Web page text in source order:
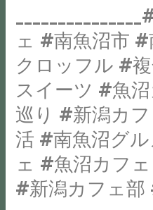
ち
し
て
お
り
ま
す
グ
を
提
供
し
ま
す。
売
し
て
お
り
ま
す
ひ
こ
う。
日
常
を”少
し
だ
け”い
い
中
止
と
な
り
ま
す
の
で、
ェ #南魚沼市
クロッフル #
スイーツ #魚
巡り #新潟カ
活 #南魚沼グ
ェ #魚沼カフ
#新潟カフェ部
た
砂
糖
が
瞬
時
に
カ
ラ
メ